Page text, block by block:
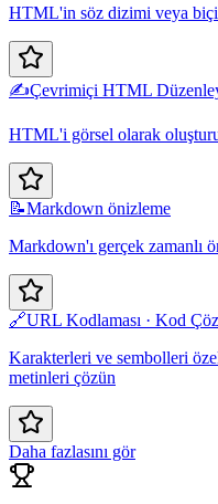
HTML'in söz dizimi veya
✍️Çevrimiçi HTML
HTML'i görsel olarak
📝Markdown önizleme
Markdown'ı gerçek zamanlı
🔗URL Kodlaması · Kod
Karakterleri ve sembolleri
metinleri çözün
Daha fazlasını gör